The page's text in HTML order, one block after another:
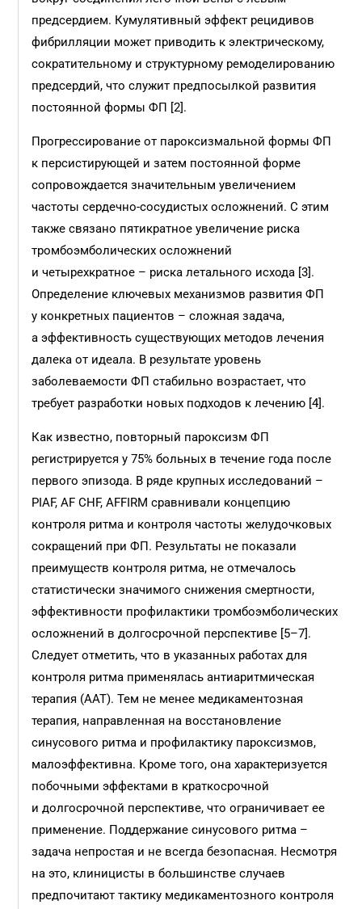
предсердием. Кумулятивный эффект рецидивов
фибрилляции может приводить к электрическому,
сократительному и структурному ремоделированию
предсердий, что служит предпосылкой развития
постоянной формы ФП [2].
Прогрессирование от пароксизмальной формы ФП
к персистирующей и затем постоянной форме
сопровождается значительным увеличением
частоты сердечно-сосудистых осложнений. С этим
также связано пятикратное увеличение риска
тромбоэмболических осложнений
и четырехкратное – риска летального исхода [3].
Определение ключевых механизмов развития ФП
у конкретных пациентов – сложная задача,
а эффективность существующих методов лечения
далека от идеала. В результате уровень
заболеваемости ФП стабильно возрастает, что
требует разработки новых подходов к лечению [4].
Как известно, повторный пароксизм ФП
регистрируется у 75% больных в течение года после
первого эпизода. В ряде крупных исследований –
PIAF, AF CHF, AFFIRM сравнивали концепцию
контроля ритма и контроля частоты желудочковых
сокращений при ФП. Результаты не показали
преимуществ контроля ритма, не отмечалось
статистически значимого снижения смертности,
эффективности профилактики тромбоэмболических
осложнений в долгосрочной перспективе [5–7].
Следует отметить, что в указанных работах для
контроля ритма применялась антиаритмическая
терапия (ААТ). Тем не менее медикаментозная
терапия, направленная на восстановление
синусового ритма и профилактику пароксизмов,
малоэффективна. Кроме того, она характеризуется
побочными эффектами в краткосрочной
и долгосрочной перспективе, что ограничивает ее
применение. Поддержание синусового ритма –
задача непростая и не всегда безопасная. Несмотря
на это, клиницисты в большинстве случаев
предпочитают тактику медикаментозного контроля